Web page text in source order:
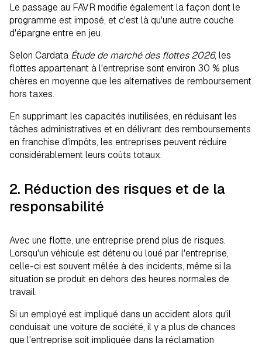
Le passage au FAVR modifie également la façon dont le
programme est imposé, et c'est là qu'une autre couche
d'épargne entre en jeu.
Selon Cardata Étude de marché des flottes 2026, les
flottes appartenant à l'entreprise sont environ 30 % plus
chères en moyenne que les alternatives de remboursement
hors taxes.
En supprimant les capacités inutilisées, en réduisant les
tâches administratives et en délivrant des remboursements
en franchise d'impôts, les entreprises peuvent réduire
considérablement leurs coûts totaux.
2. Réduction des risques et de la
responsabilité
Avec une flotte, une entreprise prend plus de risques.
Lorsqu'un véhicule est détenu ou loué par l'entreprise,
celle-ci est souvent mêlée à des incidents, même si la
situation se produit en dehors des heures normales de
travail.
Si un employé est impliqué dans un accident alors qu'il
conduisait une voiture de société, il y a plus de chances
que l'entreprise soit impliquée dans la réclamation